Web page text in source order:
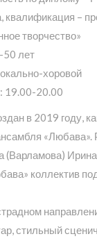
квалификация –
творчество»
50 лет
хоровой
19.00-20.00
в 2019 году,
«Любава».
(Варламова)
коллектив
стильный